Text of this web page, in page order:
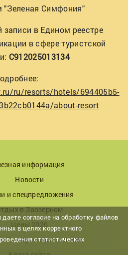
"Зеленая Симфония"
записи в Едином реестре
в сфере туристской
С912025013134
ru/resorts/hotels/694405b5-
about-resort
информация
Новости
и спецпредложения
в Заозерном
Цены 2026
Заозерном с питанием
согласие на обработку файлов
в целях корректного
статистических